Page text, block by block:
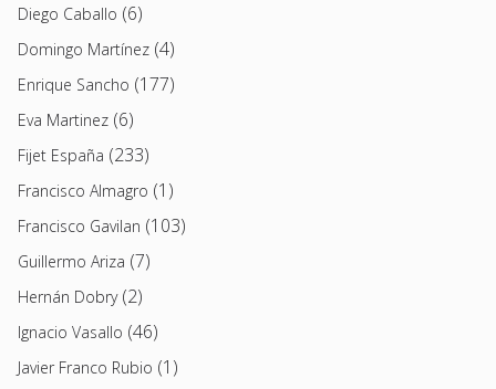
Diego Caballo (6)
Domingo Martínez (4)
Enrique Sancho (177)
Eva Martinez (6)
Fijet España (233)
Francisco Almagro (1)
Francisco Gavilan (103)
Guillermo Ariza (7)
Hernán Dobry(2)
Ignacio Vasallo (46)
Javier Franco Rubio (1)